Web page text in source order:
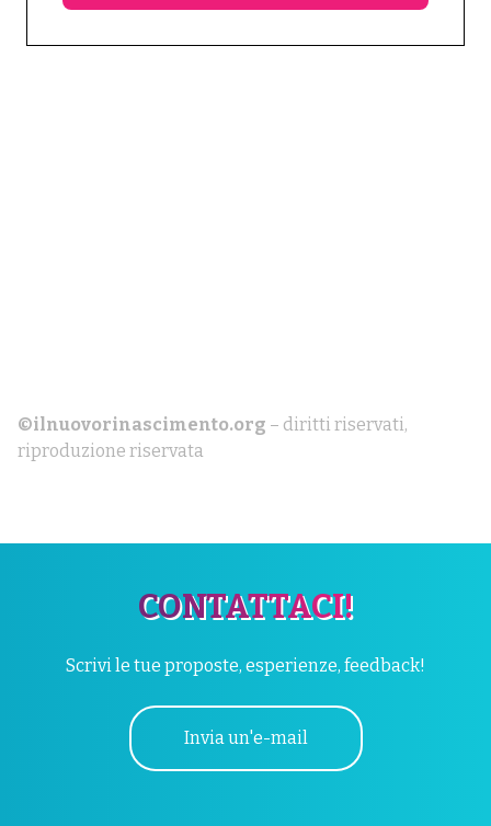
©ilnuovorinascimento.org – diritti riservati,
riproduzione riservata
CONTATTACI!
Scrivi le tue proposte, esperienze, feedback!
Invia un'e-mail